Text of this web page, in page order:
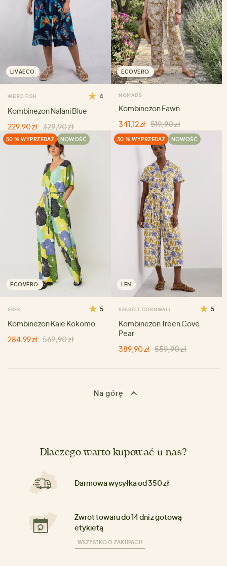
LIVAECO
WEIRD FISH 4
Kombinezon Nalani Blue
229,90 zł 329,90 zł
ECOVERO
NOMADS
Kombinezon Fawn
341,12 zł 519,90 zł
50 % WYPRZEDAŻ NOWOŚĆ
ECOVERO
SKFK 5
Kombinezon Kaie Kokomo
284,99 zł 569,90 zł
30 % WYPRZEDAŻ NOWOŚĆ
LEN
SEASALT CORNWALL 5
Kombinezon Treen Cove
Pear
389,90 zł 559,90 zł
Na górę
Dlaczego warto kupować u nas?
Darmowa wysyłka od 350 zł
Zwrot towaru do 14 dni z gotową
etykietą
WSZYSTKO O ZAKUPACH